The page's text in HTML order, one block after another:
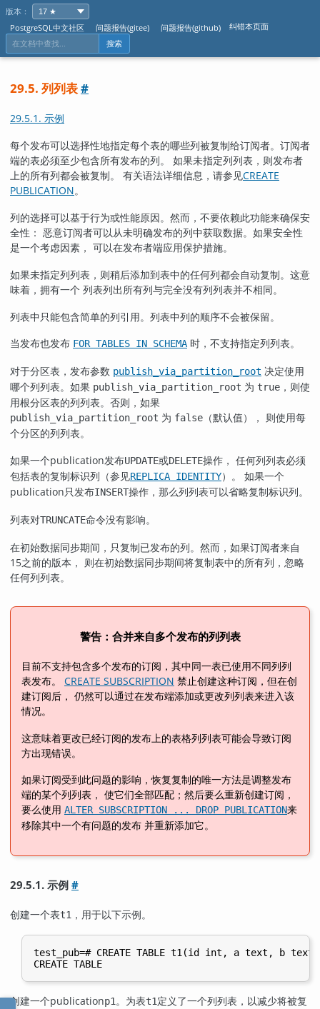
版本：
PostgreSQL中文社区
问题报告(gitee) 问题报告(github) 纠错本页面
搜索
29.5. 列列表#
29.5.1. 示例
每个发布可以选择性地指定每个表的哪些列被复制给订阅者。订阅者
端的表必须至少包含所有发布的列。 如果未指定列列表，则发布者
上的所有列都会被复制。 有关语法详细信息，请参见CREATE
PUBLICATION。
列的选择可以基于行为或性能原因。然而，不要依赖此功能来确保安
全性： 恶意订阅者可以从未明确发布的列中获取数据。如果安全性
是一个考虑因素， 可以在发布者端应用保护措施。
如果未指定列列表，则稍后添加到表中的任何列都会自动复制。这意
味着，拥有一个 列表列出所有列与完全没有列列表并不相同。
列表中只能包含简单的列引用。列表中列的顺序不会被保留。
当发布也发布 FOR TABLES IN SCHEMA 时，不支持指定列列表。
对于分区表，发布参数 publish_via_partition_root 决定使用
哪个列列表。如果 publish_via_partition_root 为 true ，则使
用根分区表的列列表。否则，如果
publish_via_partition_root 为 false （默认值）， 则使用每
个分区的列列表。
如果一个publication发布UPDATE或DELETE操作， 任何列列表必须
包括表的复制标识列（参见REPLICA IDENTITY）。 如果一个
publication只发布INSERT操作，那么列列表可以省略复制标识列。
列表对TRUNCATE命令没有影响。
在初始数据同步期间，只复制已发布的列。然而，如果订阅者来自
15之前的版本， 则在初始数据同步期间将复制表中的所有列，忽略
任何列列表。
警告：合并来自多个发布的列列表
目前不支持包含多个发布的订阅，其中同一表已使用不同列列
表发布。 CREATE SUBSCRIPTION 禁止创建这种订阅，但在创
建订阅后， 仍然可以通过在发布端添加或更改列列表来进入该
情况。
这意味着更改已经订阅的发布上的表格列列表可能会导致订阅
方出现错误。
如果订阅受到此问题的影响，恢复复制的唯一方法是调整发布
端的某个列列表， 使它们全部匹配；然后要么重新创建订阅，
要么使用 ALTER SUBSCRIPTION ... DROP PUBLICATION来
移除其中一个有问题的发布 并重新添加它。
29.5.1. 示例#
创建一个表t1 ，用于以下示例。
test_pub=# CREATE TABLE t1(id int, a text, b
创建一个publicationp1。为表t1定义了一个列列表，以减少将被复